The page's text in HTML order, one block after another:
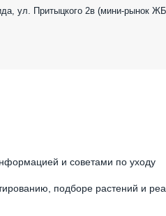
ул. Притыцкого 2в (мини-рынок
и советами по уходу
подборе растений и